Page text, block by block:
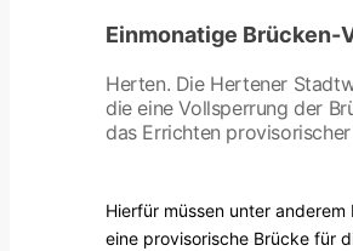
Einmonatige Brücken-
Herten. Die Hertener
die eine Vollsperrung der
das Errichten
Hierfür müssen unter
eine provisorische Brücke für